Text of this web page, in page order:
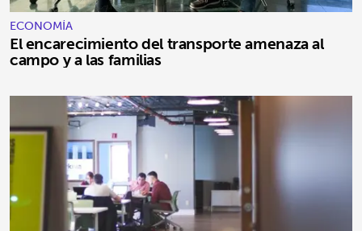
ECONOMÍA
El encarecimiento del transporte amenaza al
campo y a las familias